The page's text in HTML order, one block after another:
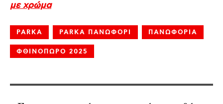
με χρώμα
PARKA PARKA ΠΑΝΩΦΟΡΙ ΠΑΝΩΦΟΡΙΑ
ΦΘΙΝΟΠΩΡΟ 2025